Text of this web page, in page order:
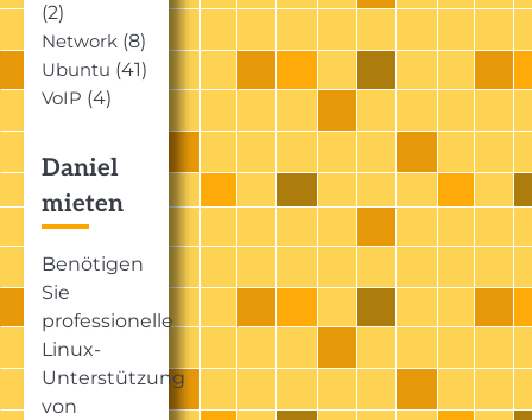
(2)
Network (8)
Ubuntu (41)
VoIP (4)
Daniel
mieten
Benötigen
Sie
professionelle
Linux-
Unterstützung
von